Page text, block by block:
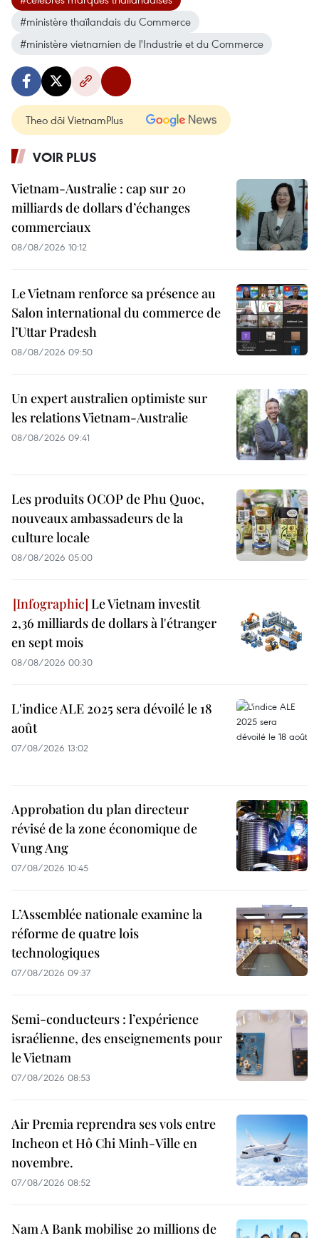
#ministère thaïlandais du Commerce
#ministère vietnamien de l'Industrie et du Commerce
Theo dõi VietnamPlus
VOIR PLUS
Vietnam-Australie : cap sur 20
milliards de dollars d’échanges
commerciaux
08/08/2026 10:12
Le Vietnam renforce sa présence au
Salon international du commerce de
l’Uttar Pradesh
08/08/2026 09:50
Un expert australien optimiste sur
les relations Vietnam-Australie
08/08/2026 09:41
Les produits OCOP de Phu Quoc,
nouveaux ambassadeurs de la
culture locale
08/08/2026 05:00
Le Vietnam investit
2,36 milliards de dollars à l'étranger
en sept mois
08/08/2026 00:30
L'indice ALE 2025 sera dévoilé le 18
août
07/08/2026 13:02
Approbation du plan directeur
révisé de la zone économique de
Vung Ang
07/08/2026 10:45
L’Assemblée nationale examine la
réforme de quatre lois
technologiques
07/08/2026 09:37
Semi-conducteurs : l’expérience
israélienne, des enseignements pour
le Vietnam
07/08/2026 08:53
Air Premia reprendra ses vols entre
Incheon et Hô Chi Minh-Ville en
novembre.
07/08/2026 08:52
Nam A Bank mobilise 20 millions de